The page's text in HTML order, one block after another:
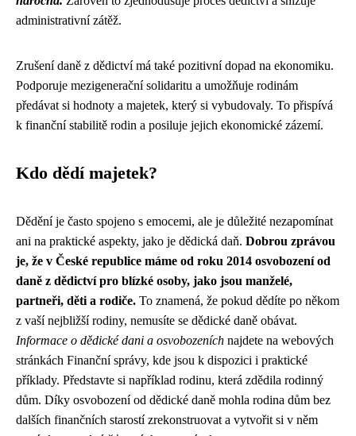
administrativní zátěž.
Zrušení daně z dědictví má také pozitivní dopad na ekonomiku.
Podporuje mezigenerační solidaritu a umožňuje rodinám
předávat si hodnoty a majetek, který si vybudovaly. To přispívá
k finanční stabilitě rodin a posiluje jejich ekonomické zázemí.
Kdo dědí majetek?
Dědění je často spojeno s emocemi, ale je důležité nezapomínat
ani na praktické aspekty, jako je dědická daň. Dobrou zprávou
je, že v České republice máme od roku 2014 osvobození od
daně z dědictví pro blízké osoby, jako jsou manželé,
partneři, děti a rodiče. To znamená, že pokud dědíte po někom
z vaší nejbližší rodiny, nemusíte se dědické daně obávat.
Informace o dědické dani a osvobozeních najdete na webových
stránkách Finanční správy, kde jsou k dispozici i praktické
příklady. Představte si například rodinu, která zdědila rodinný
dům. Díky osvobození od dědické daně mohla rodina dům bez
dalších finančních starostí zrekonstruovat a vytvořit si v něm